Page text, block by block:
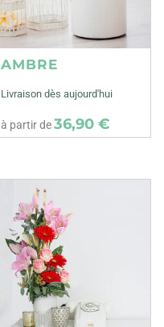
AMBRE
Livraison dès aujourd'hui
à partir de36,90 €